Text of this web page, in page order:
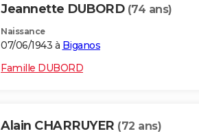
Jeannette DUBORD (74 ans)
Naissance
07/06/1943 à Biganos
Famille DUBORD
Alain CHARRUYER (72 ans)